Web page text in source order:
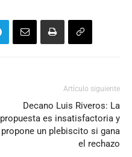
Artículo siguiente
Decano Luis Riveros: La
propuesta es insatisfactoria y
propone un plebiscito si gana
el rechazo